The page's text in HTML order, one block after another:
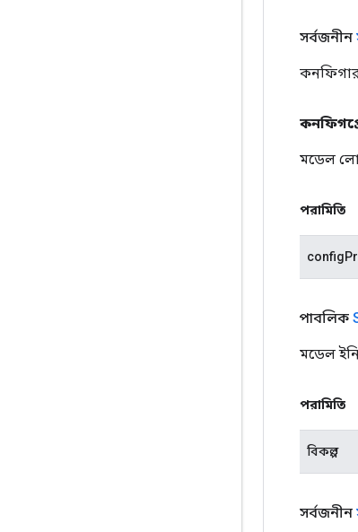
সর্বজনীন
মডেল
পরামিতি
পাবলিক
মডেল
পরামিতি
বিকল্প
সর্বজনীন